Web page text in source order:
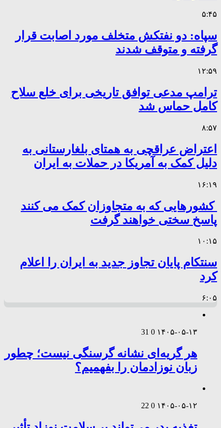
۵:۴۵
سپاه: دو نفتکش متخلف مورد اصابت قرار
گرفته و متوقف شدند
۱۲:۵۹
ترامپ مدعی توافق تاریخی برای خلع سلاح
کامل حماس شد
۸:۵۷
اعتراض عراقچی به همتای بلغارستانی به
دلیل کمک به آمریکا در حملات به ایران
۱۶:۱۹
کشورهایی که به متجاوزان کمک می کنند
پاسخ سختی خواهند گرفت
۱۰:۱۵
سنتکام پایان تجاوز جدید به ایران را اعلام
کرد
۶:۰۵
۱۴۰۵-۰۵-۱۳ 0
31
هر گریه‌ای نشانه گرسنگی نیست؛ چطور
زبان نوزادمان را بفهمیم؟
۱۴۰۵-۰۵-۱۲ 0
22